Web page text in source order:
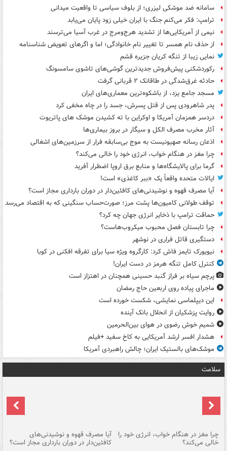
سامانه ضد موشکی لیزری؛ از بلوف سیاسی تا واقعیت میدانی
ترامپ: فکر می‌کنم جنگ با ایران خیلی زود پایان می‌یابد
نیمی از آمریکایی‌ها از تشدید هرج‌ومرج در غرب آسیا می‌ترسند
از حذف نام همسر تا تغییر نام خانوادگی؛ اما و اگرهای تعویض شناسنامه
نمایی زیبا از تنگه کریان جزیره قشم
رکوردشکنی پیش‌فروش جدیدترین گوشی‌های تاشوی سامسونگ
حادثه غرق‌شدگی در طاقانک ۲ قربانی گرفت
مسجد جامع یزد، از باشکوه‌ترین معماری‌های ایران
پدر شاهرودی پس از قتل پسرش، جسد را در چاه مخفی کرد
دردسر همزمان آمریکا و اوکراین با ته کشیدن موشک های پاتریوت
آثار مخرب مصرف الکل و سیگار در بروز بیماری‌ها
اذعان رسانه صهیونیست به موج بی‌سابقه فرار از سرزمین‌های اشغالی
چرا مغز در هنگام خواب، انرژی خود را خالی می‌کند؟
گرما برای پالایشگاه‌ها و منابع برق اروپا اضطرار آفرید
ایالات متحده واقعاً یک «ببر کاغذی» است!
آیا مصرف قهوه و نوشیدنی‌های کافئین‌دار در دوران بارداری مجاز است؟
توقف طولانی کامیون‌ها پشت مرز؛ صورت‌حساب سنگینی که به اقتصاد می‌رسد
حماقت ترامپ با ذخایر انرژی جهان چه کرد؟
چرا تابستان فصل محبوب میکروب‌هاست؟
دستگیری قاتل فراری در نوشهر
نیویورک تایمز فاش کرد: کارگروه ویژه سیا برای تفرقه افکنی در کوبا
کنترل کامل تنگه هرمز در دست ایران!
پرچم سیاه بر فراز گنبد حسینی همچنان در اهتزاز است
ماجرای پیاده روی اربعین حاج رمضان
این دیپلماسی نمایشی، شکست خورده است
روایت پزشکیان از انحلال بانک آینده
شمیم خوش رضوی در هوای بین‌الحرمین
هشدار افسر ارشد آمریکایی به کاخ سفید +فیلم
موشک‌های بالستیک ایران؛ چالش راهبردی آمریکا
سلامت
چرا مغز در هنگام خواب، انرژی خود را
خالی می‌کند؟
آیا مصرف قهوه و نوشیدنی‌های
کافئین‌دار در دوران بارداری مجاز است؟